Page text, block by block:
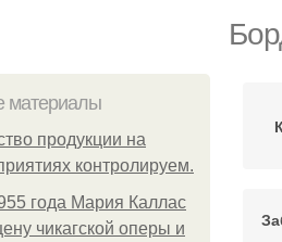
материалы
продукции на
контролируем.
года Мария Каллас
чикагской оперы и